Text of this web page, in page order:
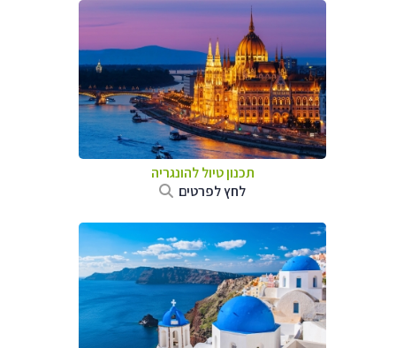
תכנון טיול להונגריה
לחץ לפרטים